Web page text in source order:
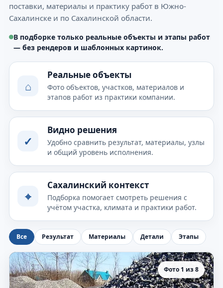
поставки, материалы и практику работ в Южно-
Сахалинске и по Сахалинской области.
В подборке только реальные объекты и этапы работ
— без рендеров и шаблонных картинок.
⌂
Реальные объекты
Фото объектов, участков, материалов и
этапов работ из практики компании.
✓
Видно решения
Удобно сравнить результат, материалы, узлы
и общий уровень исполнения.
⌖
Сахалинский контекст
Подборка помогает смотреть решения с
учётом участка, климата и практики работ.
Все Результат Материалы Детали Этапы
Фото 1 из 8